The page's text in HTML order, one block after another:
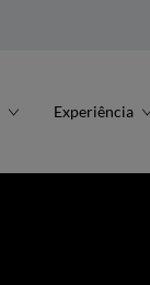
Experiência